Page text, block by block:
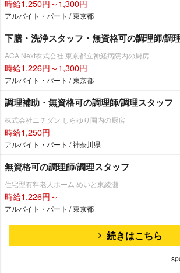
時給1,250円～1,300円
アルバイト・パート / 東京都
下膳・洗浄スタッフ・無資格可の調理師/調
ACA Next株式会社 東京都立神経病院内の厨房
時給1,226円～1,300円
アルバイト・パート / 東京都
調理補助・無資格可の調理師/調理スタッフ
株式会社ニチダン しらゆり園内の厨房
時給1,250円
アルバイト・パート / 神奈川県
無資格可の調理師/調理スタッフ
住宅型有料老人ホーム めいと東綾瀬
時給1,226円～
アルバイト・パート / 東京都
続きはこちら